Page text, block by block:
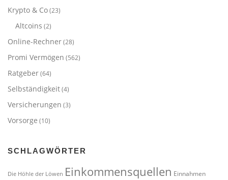
Krypto & Co(23)
Altcoins (2)
Online-Rechner(28)
Promi Vermögen (562)
Ratgeber(64)
Selbständigkeit(4)
Versicherungen (3)
Vorsorge (10)
SCHLAGWÖRTER
Die Höhle der Löwen Einkommensquellen Einnahmen